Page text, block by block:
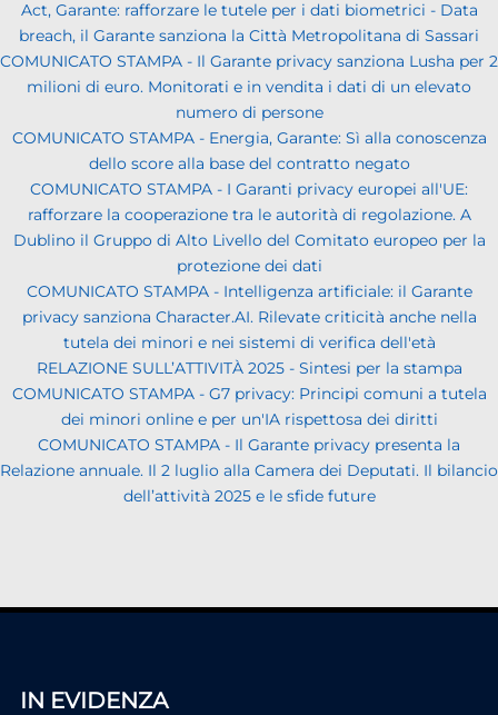
Act, Garante: rafforzare le tutele per i dati biometrici - Data
breach, il Garante sanziona la Città Metropolitana di Sassari
COMUNICATO STAMPA - Il Garante privacy sanziona Lusha per 2
milioni di euro. Monitorati e in vendita i dati di un elevato
numero di persone
COMUNICATO STAMPA - Energia, Garante: Sì alla conoscenza
dello score alla base del contratto negato
COMUNICATO STAMPA - I Garanti privacy europei all'UE:
rafforzare la cooperazione tra le autorità di regolazione. A
Dublino il Gruppo di Alto Livello del Comitato europeo per la
protezione dei dati
COMUNICATO STAMPA - Intelligenza artificiale: il Garante
privacy sanziona Character.AI. Rilevate criticità anche nella
tutela dei minori e nei sistemi di verifica dell'età
RELAZIONE SULL’ATTIVITÀ 2025 - Sintesi per la stampa
COMUNICATO STAMPA - G7 privacy: Principi comuni a tutela
dei minori online e per un'IA rispettosa dei diritti
COMUNICATO STAMPA - Il Garante privacy presenta la
Relazione annuale. Il 2 luglio alla Camera dei Deputati. Il bilancio
dell’attività 2025 e le sfide future
IN EVIDENZA